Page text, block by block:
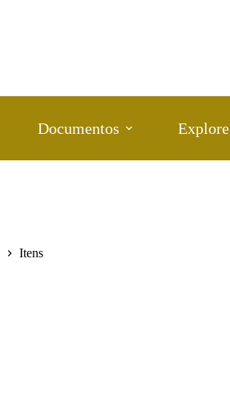
Documentos Explore
Itens